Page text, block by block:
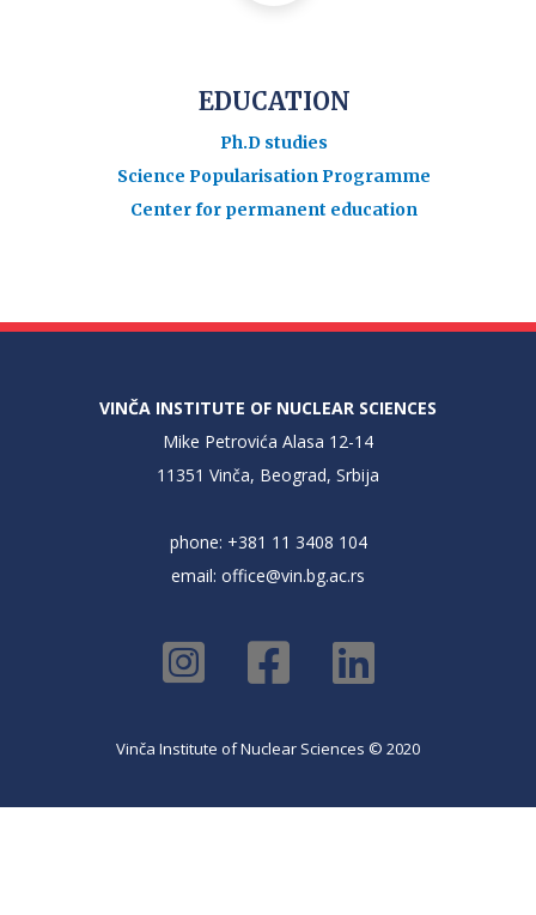
EDUCATION
Ph.D studies
Science Popularisation Programme
Center for permanent education
VINČA INSTITUTE OF NUCLEAR SCIENCES
Mike Petrovića Alasa 12-14
11351 Vinča, Beograd, Srbija
phone: +381 11 3408 104
email: office@vin.bg.ac.rs
Vinča Institute of Nuclear Sciences © 2020